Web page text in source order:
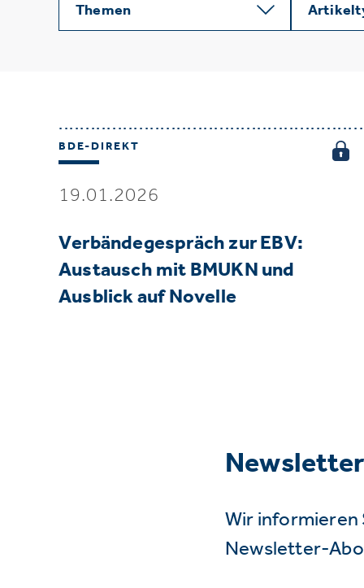
Themen
BDE-DIREKT
19.01.2026
Verbändegespräch zur EBV:
Austausch mit BMUKN und
Ausblick auf Novelle
Wir informieren
Newsletter-